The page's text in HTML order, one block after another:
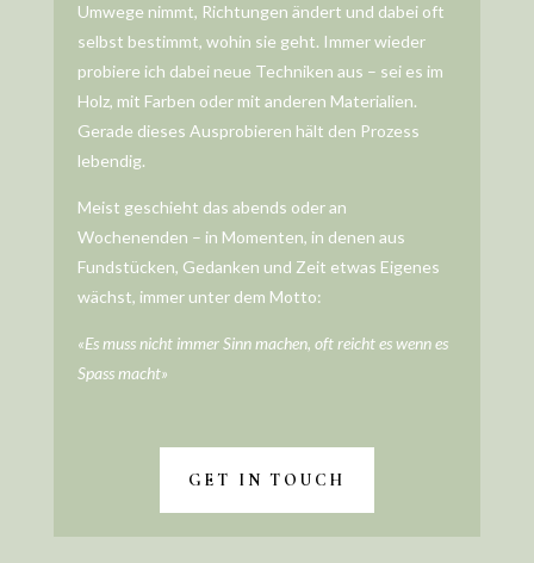
Umwege nimmt, Richtungen ändert und dabei oft
selbst bestimmt, wohin sie geht. Immer wieder
probiere ich dabei neue Techniken aus – sei es im
Holz, mit Farben oder mit anderen Materialien.
Gerade dieses Ausprobieren hält den Prozess
lebendig.
Meist geschieht das abends oder an
Wochenenden – in Momenten, in denen aus
Fundstücken, Gedanken und Zeit etwas Eigenes
wächst, immer unter dem Motto:
«Es muss nicht immer Sinn machen, oft reicht es wenn es
Spass macht»
GET IN TOUCH